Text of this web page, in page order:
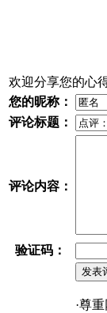
欢迎分享您的心
您的昵称：
评论标题：
评论内容：
验证码：
·尊